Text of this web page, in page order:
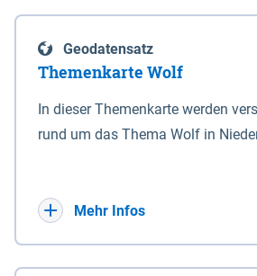
enthalten. Sperrwerke Sperrwerke sind Bauwerke
mit Sperrvorrichtungen in
Schutz eines Gebietes vor
vor Sturmfluten, zu dienen
Eigenschaft eines Sperrwerkes
die Deichbehörde durch
Geodatensatz
Themenkarte Wolf
In dieser Themenkarte werden
rund um das Thema Wolf in
sowie Status der bestehenden
laufenden Monitoringjahr.
Mehr Infos